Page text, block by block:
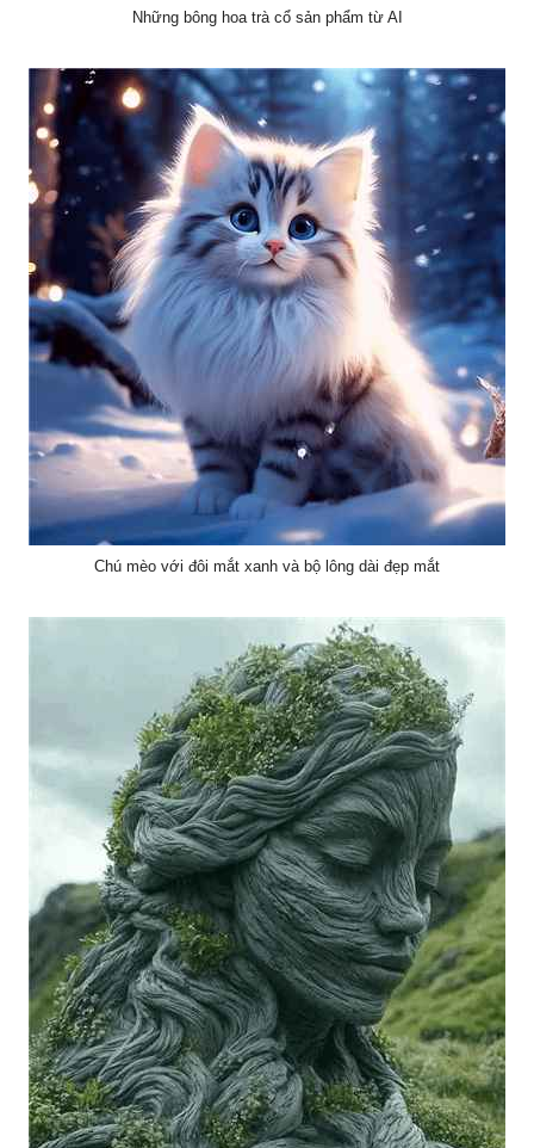
Những bông hoa trà cổ sản phẩm từ AI
Chú mèo với đôi mắt xanh và bộ lông dài đẹp mắt